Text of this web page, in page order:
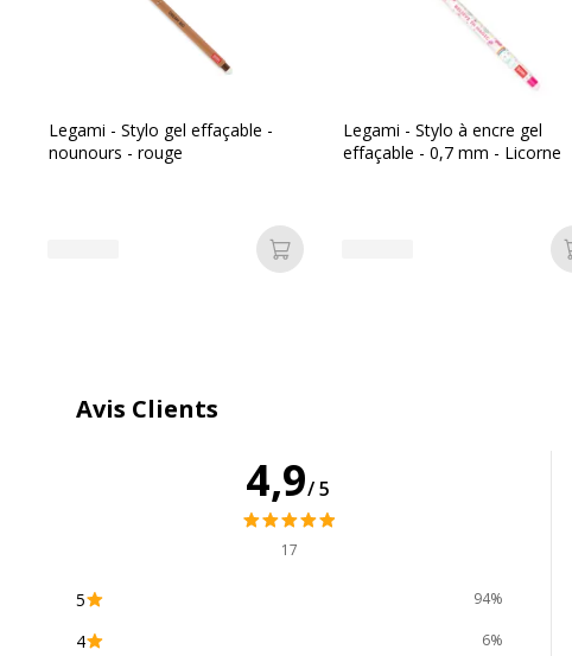
Legami - Stylo gel effaçable -
nounours - rouge
Ajouter au panier
Legami - Stylo à encre gel
effaçable - 0,7 mm - Licorne
Avis Clients
4,9/5
17
5 94%
4 6%